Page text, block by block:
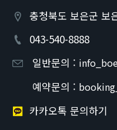
충청북도 보은군 보
043-540-8888
일반문의 :
예약문의 :
카카오톡 문의하기